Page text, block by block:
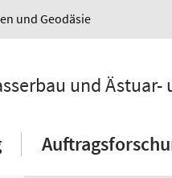
und Geodäsie
und